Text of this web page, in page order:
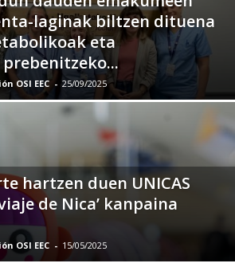
laginak biltzen dituena
eta
OSI EEC - 25/09/2025
hartzen duen UNICAS
de Nica’ kanpaina
OSI EEC - 15/05/2025